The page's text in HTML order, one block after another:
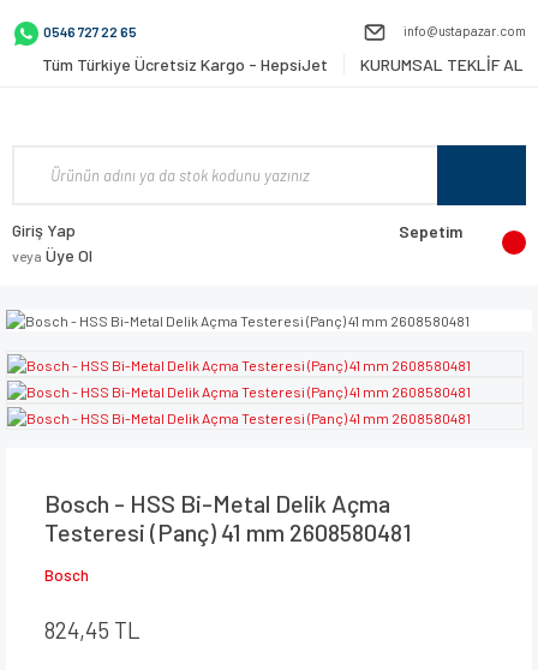
0546 727 22 65 info@ustapazar.com
Tüm Türkiye Ücretsiz Kargo - HepsiJet KURUMSAL TEKLİF AL
Giriş Yap
veya Üye Ol
Sepetim
Bosch - HSS Bi-Metal Delik Açma
Testeresi (Panç) 41 mm 2608580481
Bosch
824,45 TL